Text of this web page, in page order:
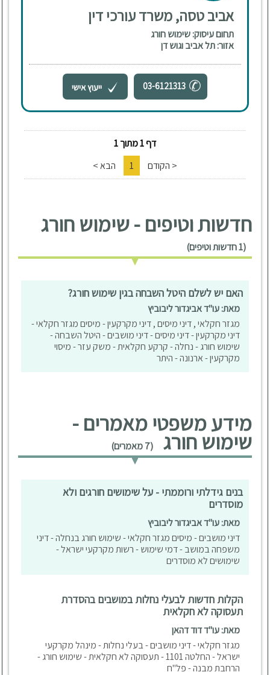
אביב טסה, משרד עורכי דין
תחום עיסוק: שימוש חורג
אזור: תל אביב וגוש דן
03-6121313 ייעוץ אישי
דף 1 מתוך 1
< הקודם
1 הבא >
חדשות וטיפים - שימוש חורג
(1 חדשות וטיפים)
האם יש לשלם היטל השבחה בגין שימוש חורג?
מאת: עו"ד אביגדור ליבוביץ
מגזר חקלאי , דיני מיסים , דיני מקרקעין - מיסים מגזר חקלאי -
דיני מקרקעין - דיני מיסים - דיני מושבים - היטל השבחה -
שימוש חורג - נחלה - קרקע חקלאית - משק עזר - מיסוי
מקרקעין - ארנונה - היתר
מידע משפטי מאמרים -
שימוש חורג (7 מאמרים)
בנים גידלתי ורוממתי - על שימושים חורגים ולא
מוסדרים
מאת: עו"ד אביגדור ליבוביץ
דיני מושבים - מיסים מגזר חקלאי - שימוש חורג בנחלה - דיני
משפחה במושב - דמי שימוש - רשות מקרקעי ישראל -
שימושים לא מוסדרים
הקלות חדשות לבעלי נחלות במושבים בהסדרת
תעסוקה לא חקלאית
מאת: עו"ד דוד דהאן
מגזר חקלאי - דיני מושבים - בעלי נחלות - מינהל מקרקעי
ישראל - החלטה 1101 - תעסוקה לא חקלאית - שימוש חורג -
הרחבת מבנה - פל"ח